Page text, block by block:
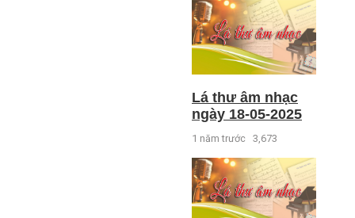
Lá thư âm nhạc
ngày 18-05-2025
1 năm trước 3,673